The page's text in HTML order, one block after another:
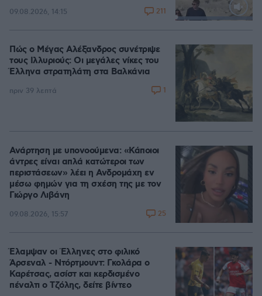
Loaded
09.08.2026, 14:15 211
Πώς ο Μέγας Αλέξανδρος συνέτριψε
τους Ιλλυριούς: Οι μεγάλες νίκες του
Έλληνα στρατηλάτη στα Βαλκάνια
πριν 39 λεπτά 1
Ανάρτηση με υπονοούμενα: «Κάποιοι
άντρες είναι απλά κατώτεροι των
περιστάσεων» λέει η Ανδρομάχη εν
μέσω φημών για τη σχέση της με τον
Γιώργο Λιβάνη
09.08.2026, 15:57 25
Έλαμψαν οι Έλληνες στο φιλικό
Άρσεναλ - Ντόρτμουντ: Γκολάρα ο
Καρέτσας, ασίστ και κερδισμένο
πέναλτι ο Τζόλης, δείτε βίντεο